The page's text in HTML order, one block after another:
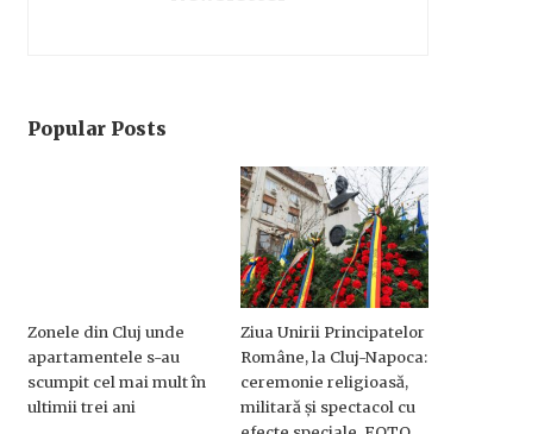
Popular Posts
Zonele din Cluj unde
apartamentele s-au
scumpit cel mai mult în
ultimii trei ani
Ziua Unirii Principatelor
Române, la Cluj-Napoca:
ceremonie religioasă,
militară și spectacol cu